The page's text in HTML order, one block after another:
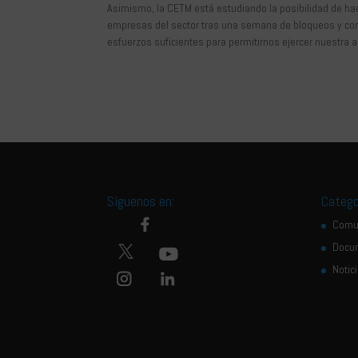
Asimismo, la CETM está estudiando la posibilidad de
empresas del sector tras una semana de bloqueos y
esfuerzos suficientes para permitirnos ejercer nuestra
Síguenos en: